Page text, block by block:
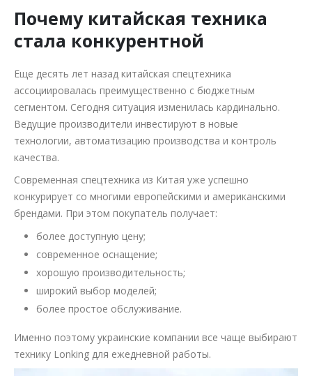
Почему китайская техника
стала конкурентной
Еще десять лет назад китайская спецтехника
ассоциировалась преимущественно с бюджетным
сегментом. Сегодня ситуация изменилась кардинально.
Ведущие производители инвестируют в новые
технологии, автоматизацию производства и контроль
качества.
Современная спецтехника из Китая уже успешно
конкурирует со многими европейскими и американскими
брендами. При этом покупатель получает:
более доступную цену;
современное оснащение;
хорошую производительность;
широкий выбор моделей;
более простое обслуживание.
Именно поэтому украинские компании все чаще выбирают
технику Lonking для ежедневной работы.